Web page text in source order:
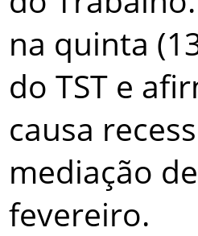
na quinta
do TST e
causa
mediação
fevereiro.